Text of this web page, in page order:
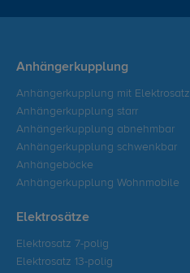
Anhängerkupplung
Anhängerkupplung mit Elektrosatz
Anhängerkupplung starr
Anhängerkupplung abnehmbar
Anhängerkupplung schwenkbar
Anhängeböcke
Anhängerkupplung Wohnmobile
Elektrosätze
Elektrosatz 7-polig
Elektrosatz 13-polig